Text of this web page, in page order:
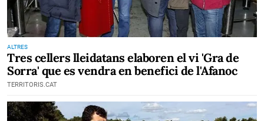
ALTRES
Tres cellers lleidatans elaboren el vi 'Gra de
Sorra' que es vendra en benefici de l'Afanoc
TERRITORIS.CAT